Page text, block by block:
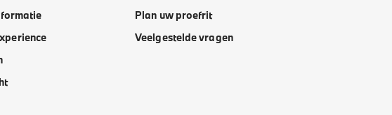
Plan uw proefrit
Veelgestelde vragen